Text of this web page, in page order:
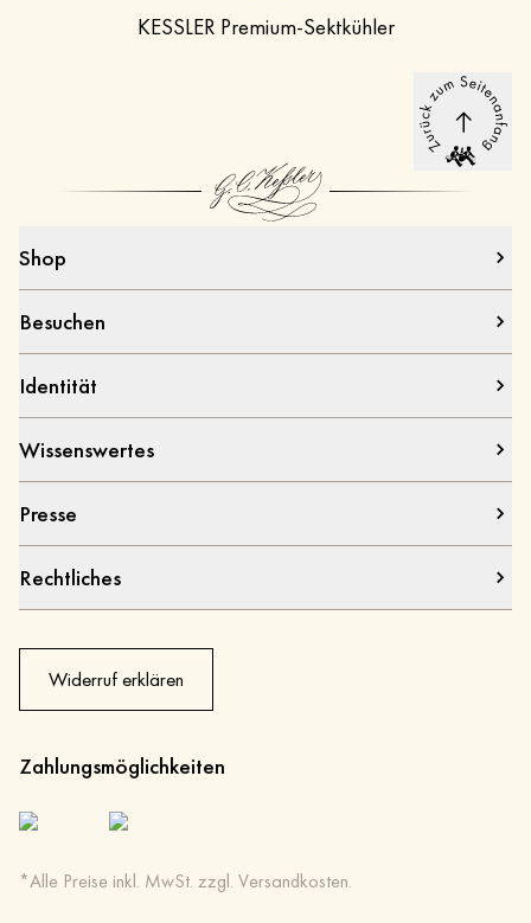
KESSLER Premium-Sektkühler
Shop
Besuchen
Identität
Wissenswertes
Presse
Rechtliches
Widerruf erklären
Zahlungsmöglichkeiten
*Alle Preise inkl. MwSt. zzgl. Versandkosten.